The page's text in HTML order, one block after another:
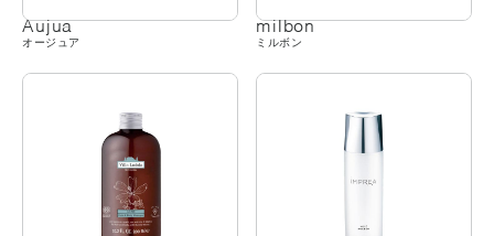
Aujua
オージュア
milbon
ミルボン